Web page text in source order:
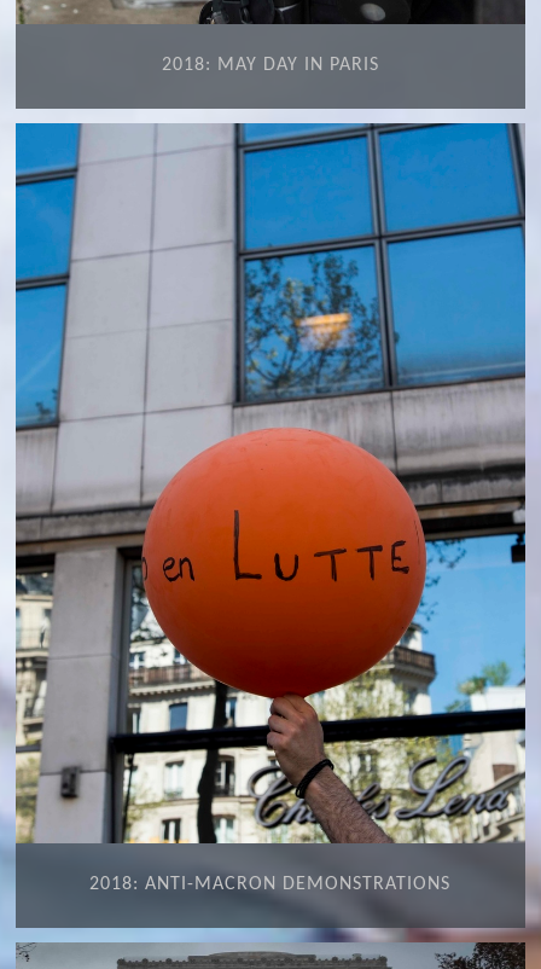
2018: MAY DAY IN PARIS
2018: ANTI-MACRON DEMONSTRATIONS